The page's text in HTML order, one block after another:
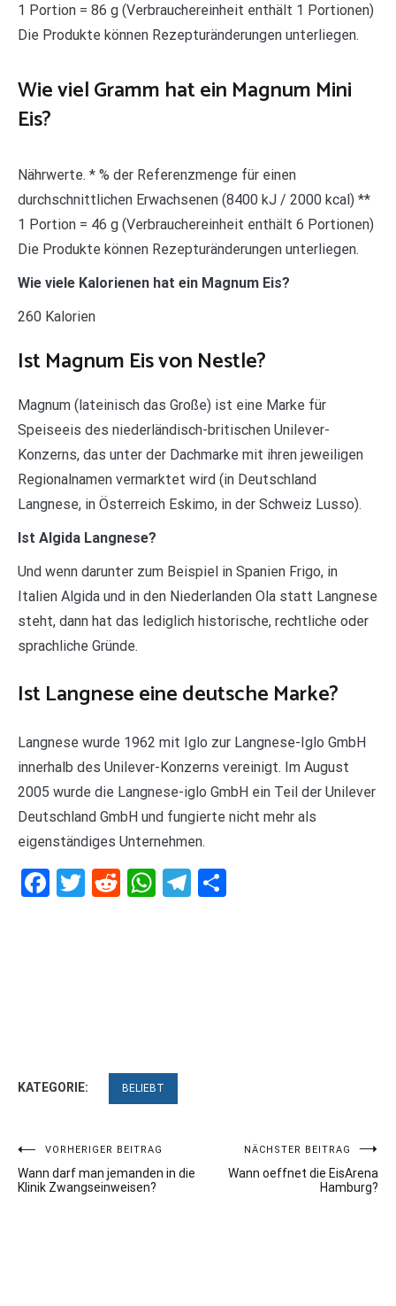
1 Portion = 86 g (Verbrauchereinheit enthält 1 Portionen)
Die Produkte können Rezepturänderungen unterliegen.
Wie viel Gramm hat ein Magnum Mini
Eis?
Nährwerte. * % der Referenzmenge für einen
durchschnittlichen Erwachsenen (8400 kJ / 2000 kcal) **
1 Portion = 46 g (Verbrauchereinheit enthält 6 Portionen)
Die Produkte können Rezepturänderungen unterliegen.
Wie viele Kalorienen hat ein Magnum Eis?
260 Kalorien
Ist Magnum Eis von Nestle?
Magnum (lateinisch das Große) ist eine Marke für
Speiseeis des niederländisch-britischen Unilever-
Konzerns, das unter der Dachmarke mit ihren jeweiligen
Regionalnamen vermarktet wird (in Deutschland
Langnese, in Österreich Eskimo, in der Schweiz Lusso).
Ist Algida Langnese?
Und wenn darunter zum Beispiel in Spanien Frigo, in
Italien Algida und in den Niederlanden Ola statt Langnese
steht, dann hat das lediglich historische, rechtliche oder
sprachliche Gründe.
Ist Langnese eine deutsche Marke?
Langnese wurde 1962 mit Iglo zur Langnese-Iglo GmbH
innerhalb des Unilever-Konzerns vereinigt. Im August
2005 wurde die Langnese-iglo GmbH ein Teil der Unilever
Deutschland GmbH und fungierte nicht mehr als
eigenständiges Unternehmen.
Facebook
Twitter
RedditWhatsApp
Telegram
KATEGORIE: BELIEBT
Beitragsnavigation
VORHERIGER BEITRAG
Wann darf man jemanden in die
Klinik Zwangseinweisen?
NÄCHSTER BEITRAG
Wann oeffnet die EisArena
Hamburg?